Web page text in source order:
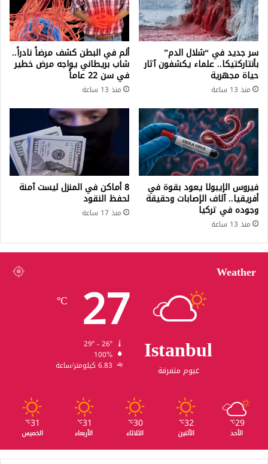
سر جديد في “شلال الدم”
بأنتاركتيكا.. علماء يكشفون آثار
حياة مجهرية
منذ 13 ساعة
ألم في البطن كشف مرضاً نادراً..
شاب بريطاني يواجه مرض خطير
في سن 22 عاماً
منذ 13 ساعة
فيروس الإيبولا يعود بقوة في
أفريقيا.. آلاف الإصابات وحقيقة
وجوده في تركيا
منذ 13 ساعة
8 أماكن في المنزل ليست آمنة
لحفظ النقود
منذ 17 ساعة
Weather
Istanbul
غيوم متفرقة
27
℃
100%
6.83 كيلومتر/ساعة
29
℃
الأحد
32
℃
الأثنين
30
℃
الثلاثاء
31
℃
الأربعاء
31
℃
الخميس